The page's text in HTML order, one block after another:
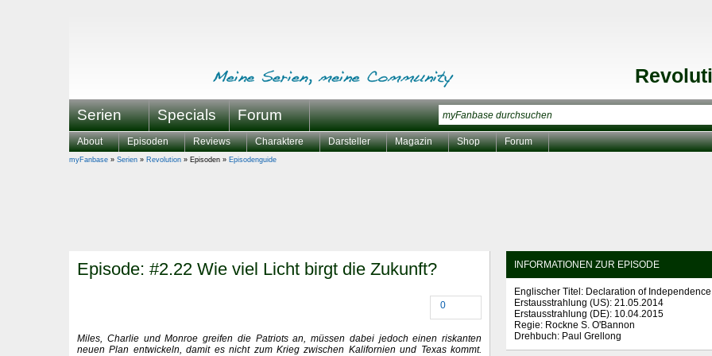
Serien Specials Forum
About Episoden Reviews Charaktere Darsteller Magazin Shop Forum
myFanbase » Serien » Revolution » Episoden » Episodenguide
Episode: #2.22 Wie viel Licht birgt die Zukunft?
0
Miles, Charlie und Monroe greifen die Patriots an, müssen dabei jedoch einen riskanten
neuen Plan entwickeln, damit es nicht zum Krieg zwischen Kalifornien und Texas kommt.
INFORMATIONEN ZUR EPISODE
Englischer Titel: Declaration of Independence
Erstausstrahlung (US): 21.05.2014
Erstausstrahlung (DE): 10.04.2015
Regie: Rockne S. O'Bannon
Drehbuch: Paul Grellong